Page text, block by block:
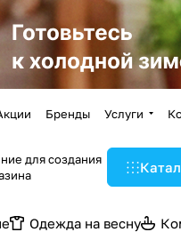
Бренды Услуги
для создания
Одежда на весну